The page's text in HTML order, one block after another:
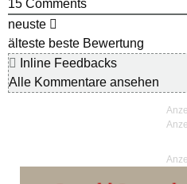
15 Comments
neuste
älteste beste Bewertung
Inline Feedbacks
Alle Kommentare ansehen